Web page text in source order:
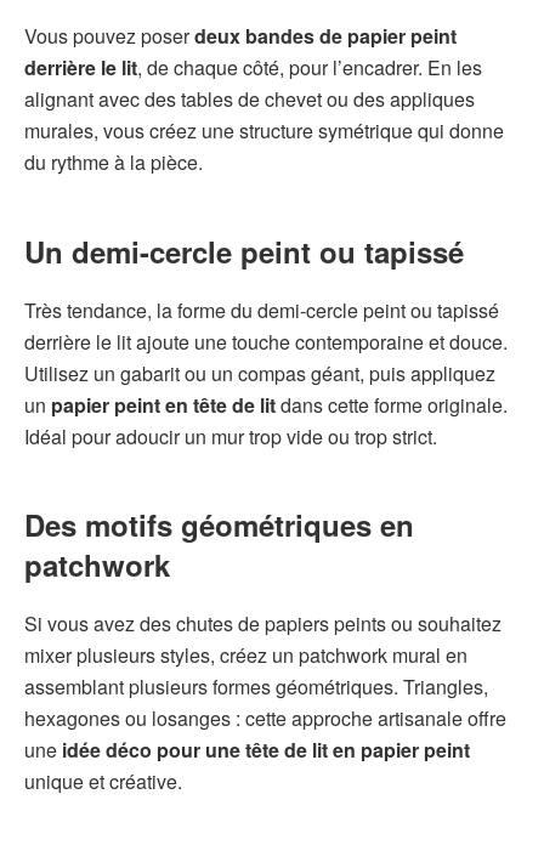
Vous pouvez poserdeux bandes de papier peint
derrière le lit, de chaque côté, pour l’encadrer. En les
alignant avec des tables de chevet ou des appliques
murales, vous créez une structure symétrique qui donne
du rythme à la pièce.
Un demi-cercle peint ou tapissé
Très tendance, la forme du demi-cercle peint ou tapissé
derrière le lit ajoute une touche contemporaine et douce.
Utilisez un gabarit ou un compas géant, puis appliquez
un papier peint en tête de litdans cette forme originale.
Idéal pour adoucir un mur trop vide ou trop strict.
Des motifs géométriques en
patchwork
Si vous avez des chutes de papiers peints ou souhaitez
mixer plusieurs styles, créez un patchwork mural en
assemblant plusieurs formes géométriques. Triangles,
hexagones ou losanges : cette approche artisanale offre
une idée déco pour une tête de lit en papier peint
unique et créative.